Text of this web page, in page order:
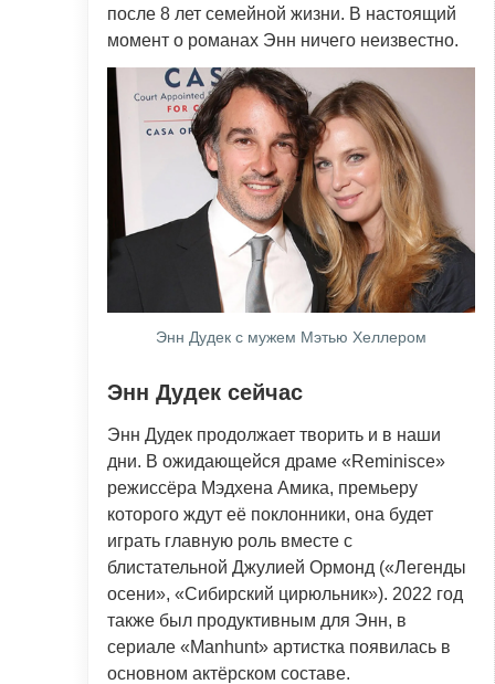
после 8 лет семейной жизни. В настоящий
момент о романах Энн ничего неизвестно.
Энн Дудек с мужем Мэтью Хеллером
Энн Дудек сейчас
Энн Дудек продолжает творить и в наши
дни. В ожидающейся драме «Reminisce»
режиссёра Мэдхена Амика, премьеру
которого ждут её поклонники, она будет
играть главную роль вместе с
блистательной Джулией Ормонд («Легенды
осени», «Сибирский цирюльник»). 2022 год
также был продуктивным для Энн, в
сериале «Manhunt» артистка появилась в
основном актёрском составе.